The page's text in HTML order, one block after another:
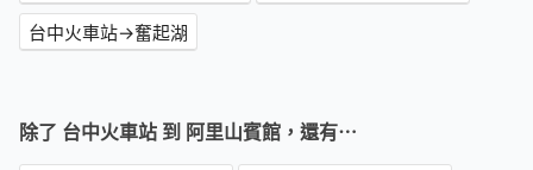
台中火車站→奮起湖
除了 台中火車站 到 阿里山賓館，還有⋯